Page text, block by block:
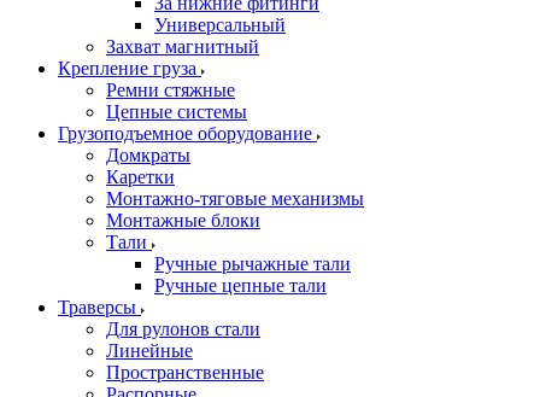
Универсальный
Захват магнитный
Крепление груза
Ремни стяжные
Цепные системы
Грузоподъемное оборудование
Домкраты
Каретки
Монтажно-тяговые механизмы
Монтажные блоки
Тали
Ручные рычажные тали
Ручные цепные тали
Траверсы
Для рулонов стали
Линейные
Пространственные